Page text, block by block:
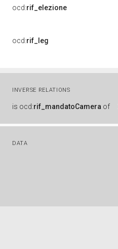
ocd:rif_elezione
ocd:rif_leg
INVERSE RELATIONS
is ocd:rif_mandatoCamera of
DATA